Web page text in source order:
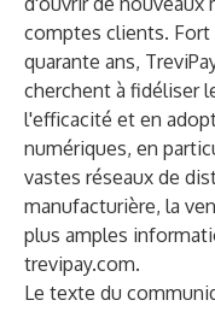
comptes clients. Fort
quarante ans,
cherchent à fidéliser
l'efficacité et en
numériques, en
vastes réseaux de
manufacturière, la
plus amples
trevipay.com.
Le texte du